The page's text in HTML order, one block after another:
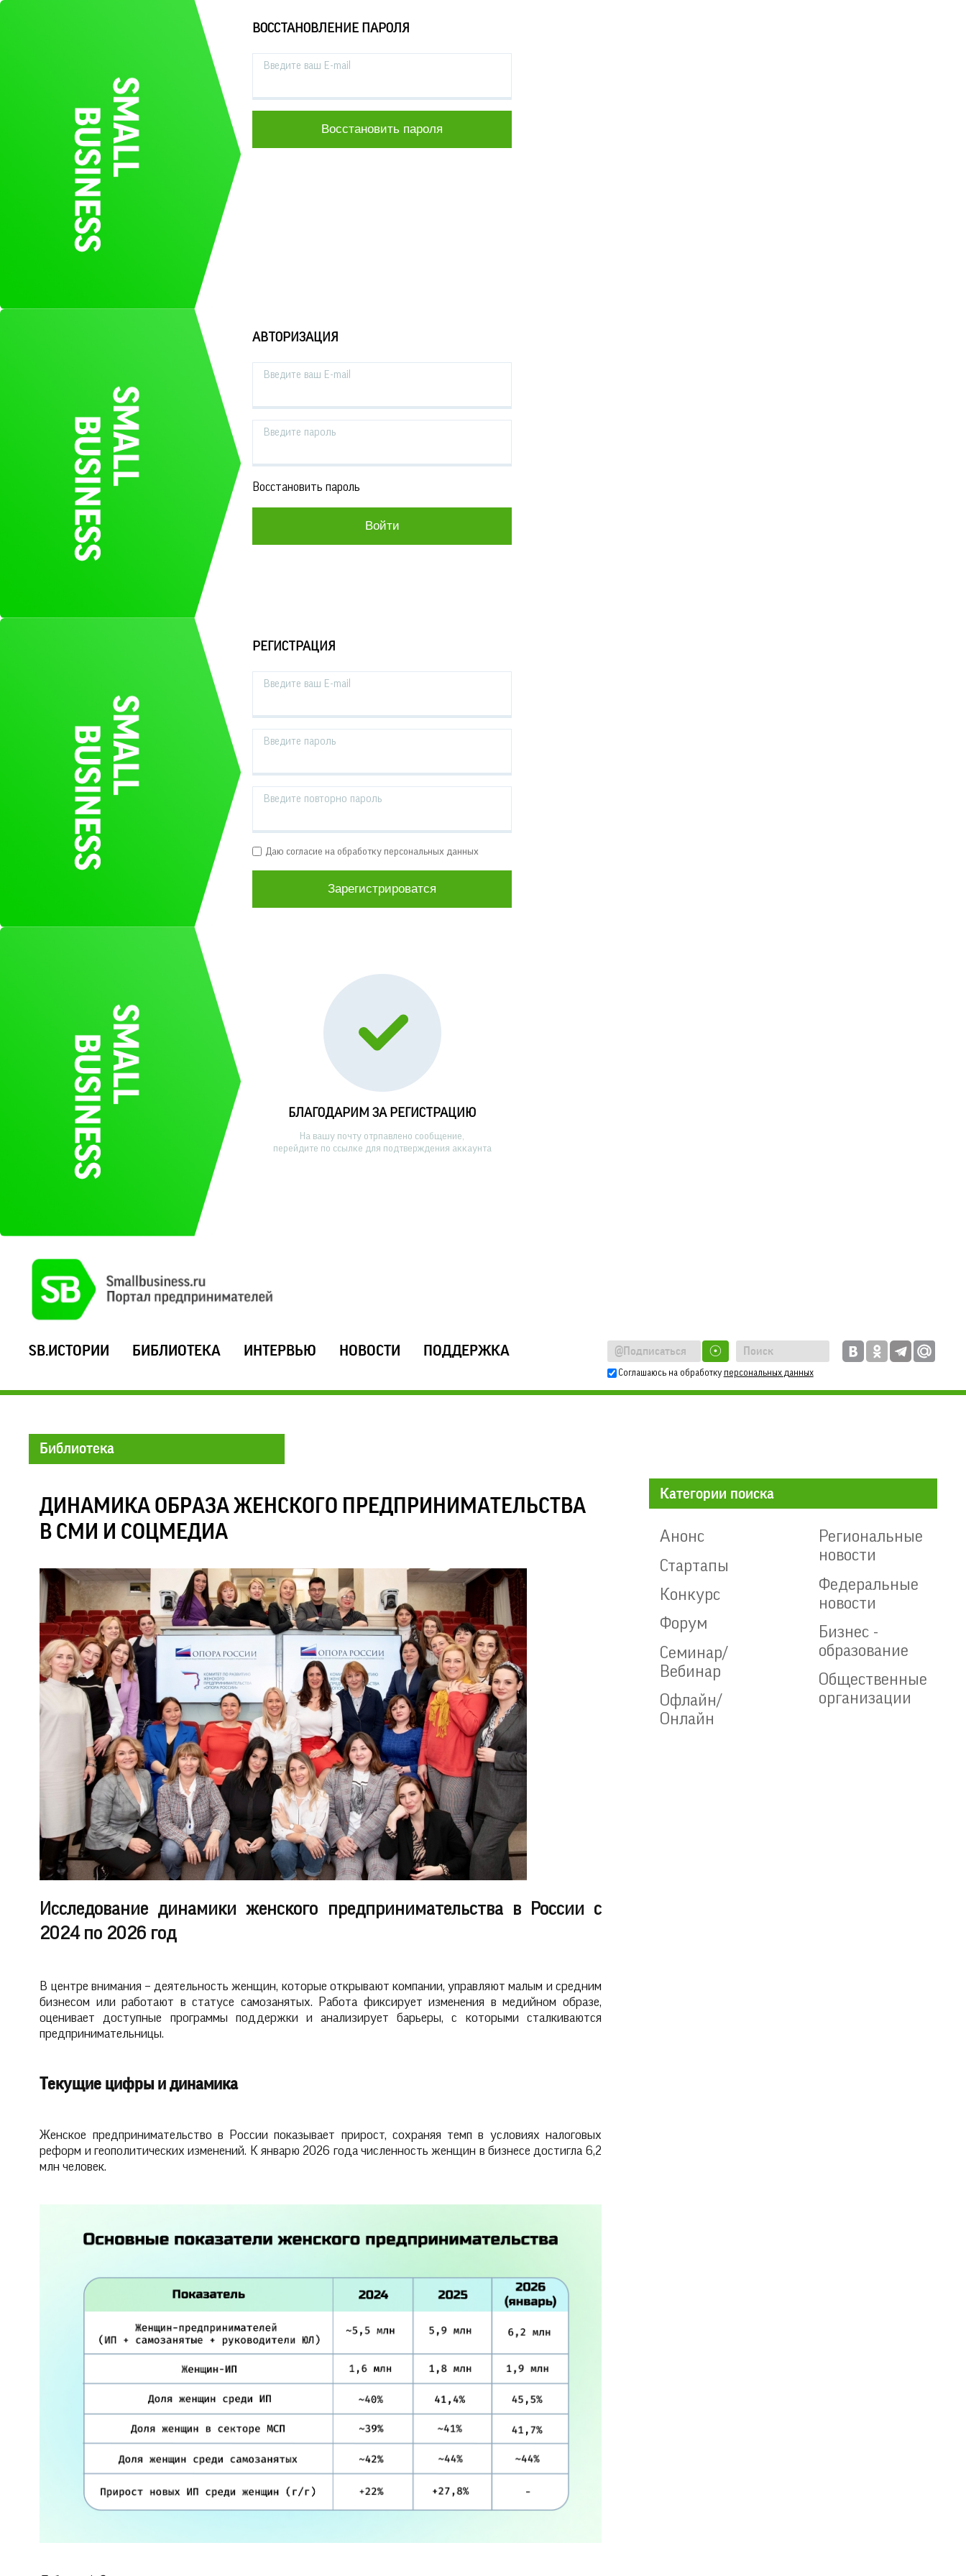
ВОССТАНОВЛЕНИЕ ПАРОЛЯ
Введите ваш E-mail
АВТОРИЗАЦИЯ
Введите ваш E-mail
Введите пароль
Восстановить пароль
РЕГИСТРАЦИЯ
Введите ваш E-mail
Введите пароль
Введите повторно пароль
Даю согласие на обработку персональных данных
БЛАГОДАРИМ ЗА РЕГИСТРАЦИЮ
На вашу почту отрпавлено сообщение,
перейдите по ссылке для подтверждения аккаунта
SB.ИСТОРИИ БИБЛИОТЕКА ИНТЕРВЬЮ НОВОСТИ ПОДДЕРЖКА ☉
Соглашаюсь на обработку персональных данных
Библиотека
ДИНАМИКА ОБРАЗА ЖЕНСКОГО ПРЕДПРИНИМАТЕЛЬСТВА
В СМИ И СОЦМЕДИА
Исследование динамики женского предпринимательства в России с
2024 по 2026 год
В центре внимания – деятельность женщин, которые открывают компании, управляют малым и средним
бизнесом или работают в статусе самозанятых. Работа фиксирует изменения в медийном образе,
оценивает доступные программы поддержки и анализирует барьеры, с которыми сталкиваются
предпринимательницы.
Текущие цифры и динамика
Женское предпринимательство в России показывает прирост, сохраняя темп в условиях налоговых
реформ и геополитических изменений. К январю 2026 года численность женщин в бизнесе достигла 6,2
млн человек.
Категории поиска
Анонс
Стартапы
Конкурс
Форум
Семинар/
Вебинар
Офлайн/
Онлайн
Региональные
новости
Федеральные
новости
Бизнес -
образование
Общественные
организации